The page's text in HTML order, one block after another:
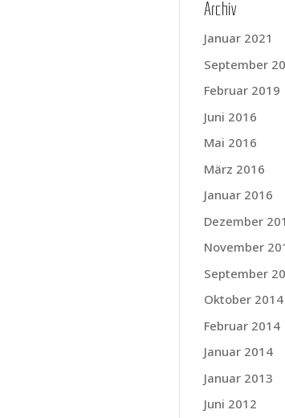
Archiv
Januar 2021
September
Februar 2019
Juni 2016
Mai 2016
März 2016
Januar 2016
Dezember
November
September
Oktober 2014
Februar 2014
Januar 2014
Januar 2013
Juni 2012